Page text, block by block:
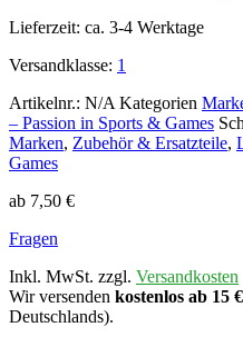
Lieferzeit: ca. 3-4 Werktage
Versandklasse: 1
Artikelnr.: N/A Kategorien
– Passion in Sports & Games
Marken, Zubehör & Ersatzteile,
Games
ab 7,50 €
Fragen
Inkl. MwSt. zzgl. Versandkosten
Wir versenden kostenlos ab 15
Deutschlands).